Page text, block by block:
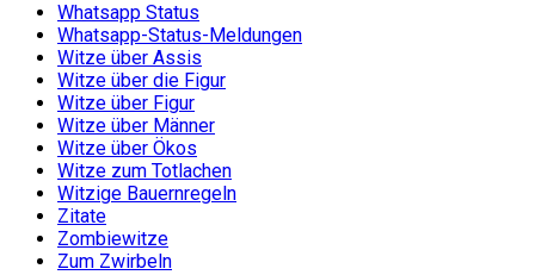
Whatsapp Status
Whatsapp-Status-Meldungen
Witze über Assis
Witze über die Figur
Witze über Figur
Witze über Männer
Witze über Ökos
Witze zum Totlachen
Witzige Bauernregeln
Zitate
Zombiewitze
Zum Zwirbeln